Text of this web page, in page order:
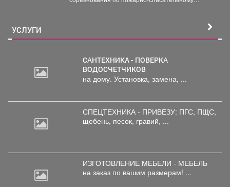
УСЛУГИ
САНТЕХНИКА - ПОВЕРКА
ВОДОСЧЕТЧИКОВ
на дому. Установка, замена, ...
СПЕЦТЕХНИКА - ПРИВЕЗУ: ПГС, ПЩС,
щебень, песок, гравий, ...
ИЗГОТОВЛЕНИЕ МЕБЕЛИ - МЕБЕЛЬ
на заказ по вашим размерам! ...